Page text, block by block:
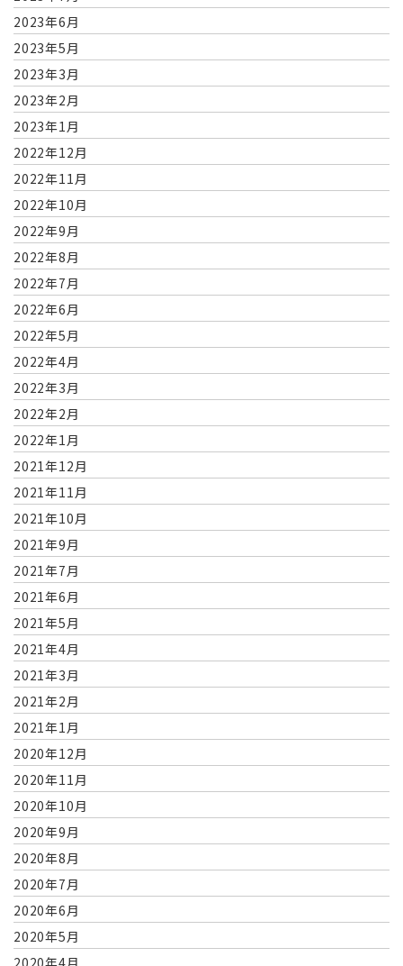
2023年6月
2023年5月
2023年3月
2023年2月
2023年1月
2022年12月
2022年11月
2022年10月
2022年9月
2022年8月
2022年7月
2022年6月
2022年5月
2022年4月
2022年3月
2022年2月
2022年1月
2021年12月
2021年11月
2021年10月
2021年9月
2021年7月
2021年6月
2021年5月
2021年4月
2021年3月
2021年2月
2021年1月
2020年12月
2020年11月
2020年10月
2020年9月
2020年8月
2020年7月
2020年6月
2020年5月